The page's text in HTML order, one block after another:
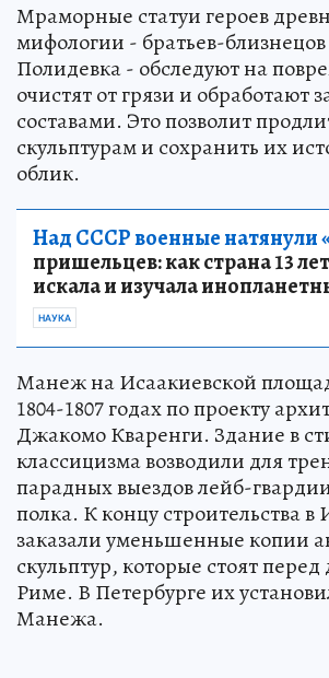
Мраморные статуи героев
мифологии - братьев-
Полидевка - обследуют на
очистят от грязи и обработают
составами. Это позволит
скульптурам и сохранить их
облик.
Над СССР военные натянули
пришельцев: как страна 13
искала и изучала
НАУКА
Манеж на Исаакиевской
1804-1807 годах по проекту
Джакомо Кваренги. Здание в
классицизма возводили для
парадных выездов лейб-
полка. К концу строительства в
заказали уменьшенные копии
скульптур, которые стоят
Риме. В Петербурге их
Манежа.